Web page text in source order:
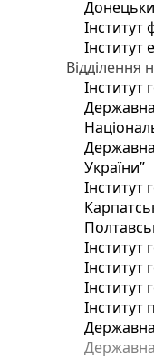
Інститут
Інститут
Відділення
Інститут
Державна
України”
Інститут
Інститут
Інститут
Інститут
Державна
Державна